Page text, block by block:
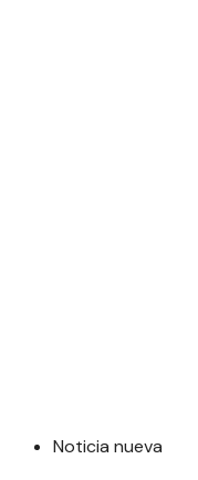
Noticia nueva